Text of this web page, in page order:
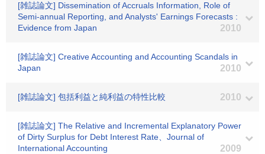
[雑誌論文] Dissemination of Accruals Information, Role of
Semi-annual Reporting, and Analysts' Earnings Forecasts :
Evidence from Japan
2010
[雑誌論文] Creative Accounting and Accounting Scandals in
Japan
2010
[雑誌論文] 包括利益と純利益の特性比較 2010
[雑誌論文] The Relative and Incremental Explanatory Power
of Dirty Surplus for Debt Interest Rate、Journal of
International Accounting
2009